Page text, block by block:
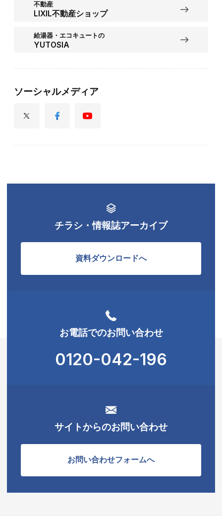
不動産
LIXIL不動産ショップ
給湯器・エコキュートの
YUTOSIA
ソーシャルメディア
チラシ・情報誌アーカイブ
資料ダウンロードへ
お電話でのお問い合わせ
0120-042-196
サイトからのお問い合わせ
お問い合わせフォームへ